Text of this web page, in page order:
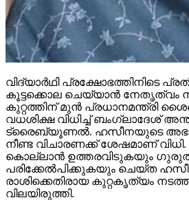
വിദ്യാര്‍ഥി പ്രക്ഷോഭത്തിനിടെ
കൂട്ടക്കൊല ചെയ്യാന്‍ നേതൃത്വം
കുറ്റത്തിന് മുന്‍ പ്രധാനമന്ത്രി
വധശിക്ഷ വിധിച്ച് ബംഗ്ലാദേശ്
ട്രൈബ്യൂണല്‍. ഹസീനയുടെ
നീണ്ട വിചാരണക്ക് ശേഷമാണ്
കൊല്ലാന്‍ ഉത്തരവിടുകയും
പരിക്കേല്‍പിക്കുകയും ചെയ്ത
രാശിക്കെതിരായ കുറ്റകൃത്യം
വിലയിരുത്തി.